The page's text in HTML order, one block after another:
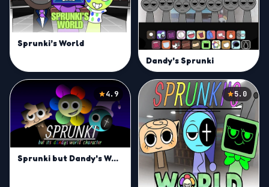
Sprunki’s World
Dandy's Sprunki
4.9
Sprunki but Dandy's World Characters Mod
5.0